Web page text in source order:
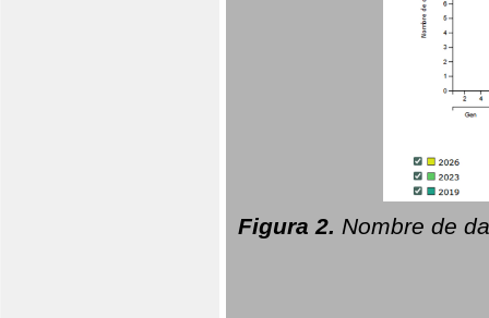
Figura 2. Nombre de